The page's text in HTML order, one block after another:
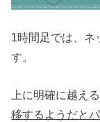
1時間足では、ネ
す。
上に明確に越え
移するようだと